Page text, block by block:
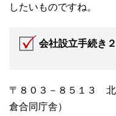
したいものですね。
会社設立手続き
〒８０３－８５１３
倉合同庁舎）